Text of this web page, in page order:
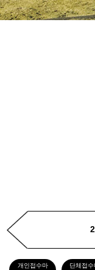
개인접수마
단체접수